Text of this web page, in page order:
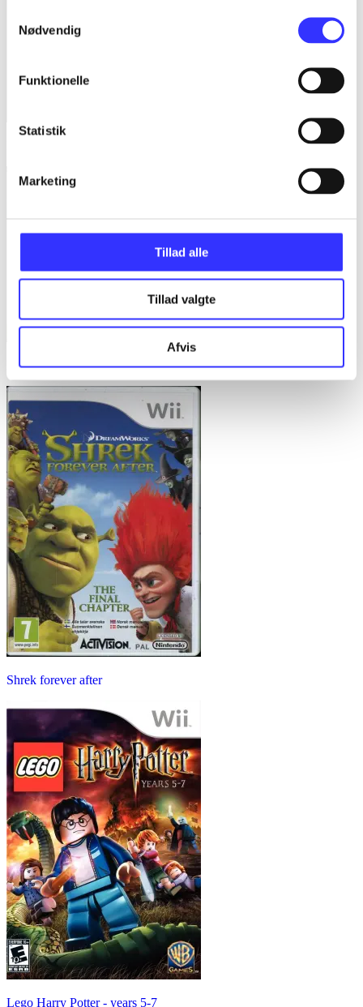
Nødvendig
Funktionelle
Statistik
Marketing
Tillad alle
Tillad valgte
Afvis
Barbie - jet, set & style!
Shrek forever after
Lego Harry Potter - years 5-7